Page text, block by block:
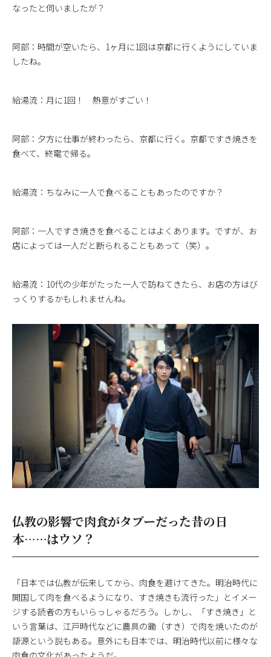
なったと伺いましたが？
阿部：時間が空いたら、1ヶ月に1回は京都に行くようにしていま
したね。
給湯流：月に1回！ 熱意がすごい！
阿部：夕方に仕事が終わったら、京都に行く。京都ですき焼きを
食べて、終電で帰る。
給湯流：ちなみに一人で食べることもあったのですか？
阿部：一人ですき焼きを食べることはよくあります。ですが、お
店によっては一人だと断られることもあって（笑）。
給湯流：10代の少年がたった一人で訪ねてきたら、お店の方はび
っくりするかもしれませんね。
仏教の影響で肉食がタブーだった昔の日
本……はウソ？
「日本では仏教が伝来してから、肉食を避けてきた。明治時代に
開国して肉を食べるようになり、すき焼きも流行った」とイメー
ジする読者の方もいらっしゃるだろう。しかし、「すき焼き」と
いう言葉は、江戸時代などに農具の鋤（すき）で肉を焼いたのが
語源という説もある。意外にも日本では、明治時代以前に様々な